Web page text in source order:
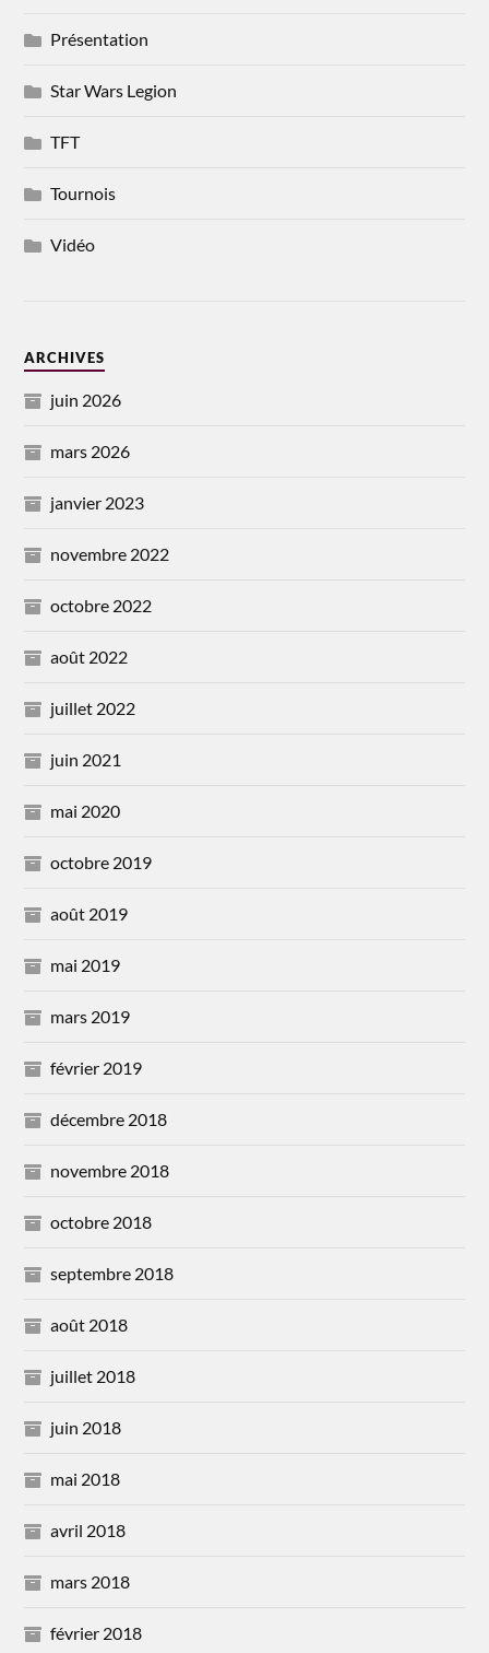
Présentation
Star Wars Legion
TFT
Tournois
Vidéo
ARCHIVES
juin 2026
mars 2026
janvier 2023
novembre 2022
octobre 2022
août 2022
juillet 2022
juin 2021
mai 2020
octobre 2019
août 2019
mai 2019
mars 2019
février 2019
décembre 2018
novembre 2018
octobre 2018
septembre 2018
août 2018
juillet 2018
juin 2018
mai 2018
avril 2018
mars 2018
février 2018